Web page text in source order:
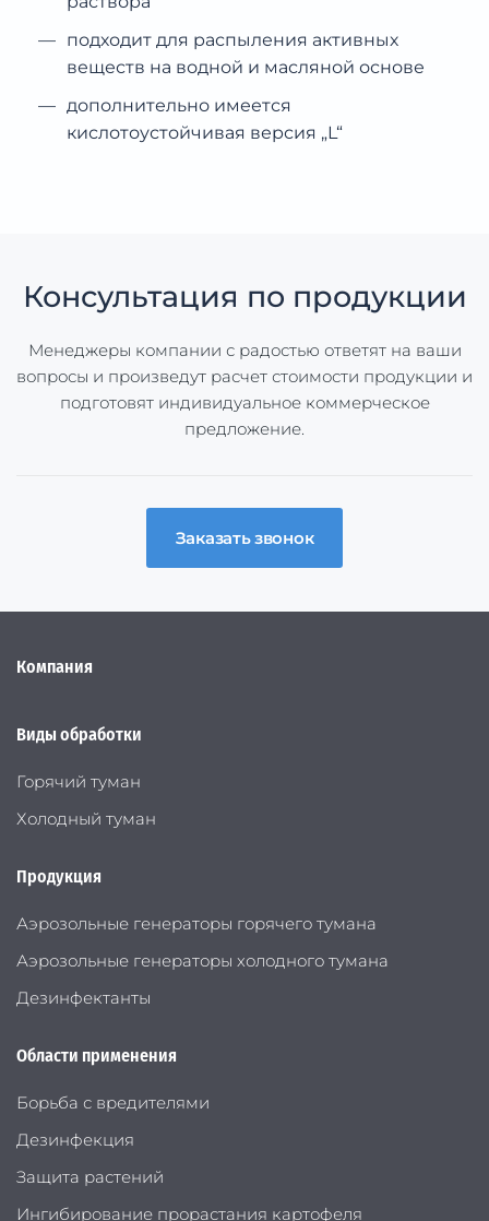
подходит для распыления активных
веществ на водной и масляной основе
дополнительно имеется
кислотоустойчивая версия „L“
Консультация по продукции
Менеджеры компании с радостью ответят на ваши
вопросы и произведут расчет стоимости продукции и
подготовят индивидуальное коммерческое
предложение.
Заказать звонок
Компания
Виды обработки
Горячий туман
Холодный туман
Продукция
Аэрозольные генераторы горячего тумана
Аэрозольные генераторы холодного тумана
Дезинфектанты
Области применения
Борьба с вредителями
Дезинфекция
Защита растений
Ингибирование прорастания картофеля